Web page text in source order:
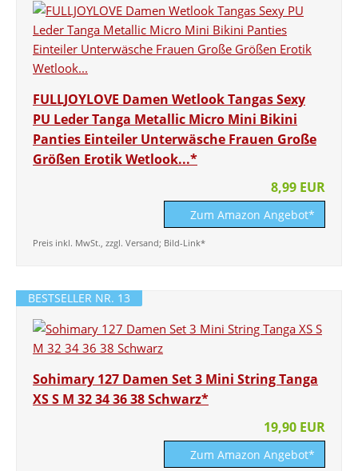
FULLJOYLOVE Damen Wetlook Tangas Sexy
PU Leder Tanga Metallic Micro Mini Bikini
Panties Einteiler Unterwäsche Frauen Große
Größen Erotik Wetlook...*
8,99 EUR
Zum Amazon Angebot*
Preis inkl. MwSt., zzgl. Versand; Bild-Link*
BESTSELLER NR. 13
Sohimary 127 Damen Set 3 Mini String Tanga
XS S M 32 34 36 38 Schwarz*
19,90 EUR
Zum Amazon Angebot*